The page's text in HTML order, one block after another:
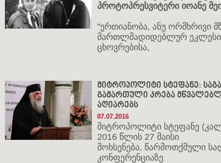
პროტოპრესვიტერი იოანე
"ერთიანობა, ანუ ორმხრივი
მართლმადიდებლურ
ცხოვრებისა,
მიტროპოლიტი სტეფანე:
გამართული კრება
აღიარებს
07.07.2016
მიტროპოლიტი სტეფანე
2016 წლის 27 მაისი
მოხსენება, წარმოთქმული
კონფერენციაზე